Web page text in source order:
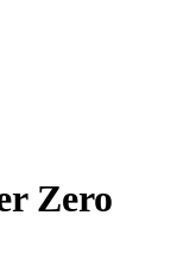
Zero